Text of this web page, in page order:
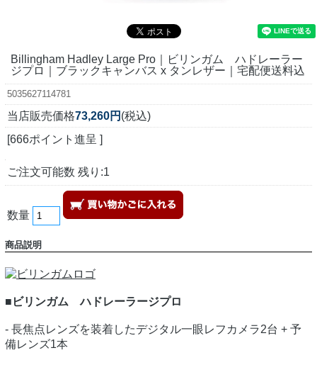
Billingham Hadley Large Pro｜ビリンガム ハドレーラー
ジプロ｜ブラックキャンバス x タンレザー｜宅配便送料込
5035627114781
当店販売価格73,260円 (税込)
[666ポイント進呈 ]
ご注文可能数 残り:1
数量
商品説明
■ビリンガム ハドレーラージプロ
- 長焦点レンズを装着したデジタル一眼レフカメラ2台 + 予
備レンズ1本